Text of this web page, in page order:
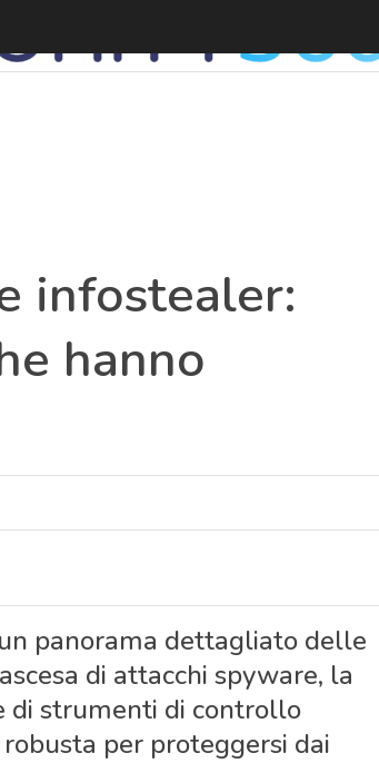
infostealer:
hanno
panorama dettagliato delle
di attacchi spyware, la
di strumenti di controllo
per proteggersi dai